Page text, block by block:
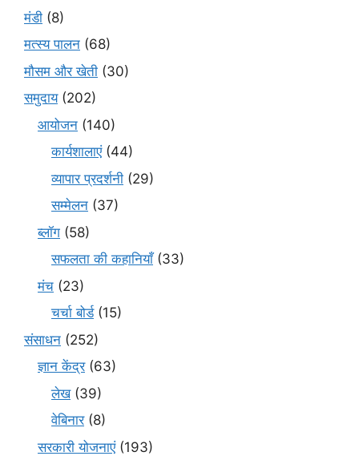
मंडी (8)
मत्स्य पालन (68)
मौसम और खेती (30)
समुदाय(202)
आयोजन (140)
कार्यशालाएं(44)
व्यापार प्रदर्शनी (29)
सम्मेलन (37)
ब्लॉग (58)
सफलता की कहानियाँ(33)
मंच (23)
चर्चा बोर्ड(15)
संसाधन (252)
ज्ञान केंद्र(63)
लेख(39)
वेबिनार(8)
सरकारी योजनाएं(193)